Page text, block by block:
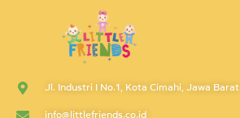
Jl. Industri I No.1, Kota Cimahi, Jawa Barat
info@littlefriends.co.id